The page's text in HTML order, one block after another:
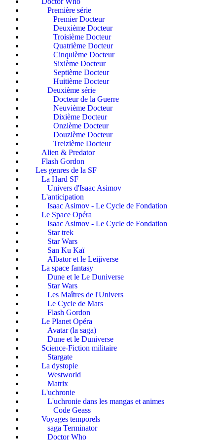
Première série
Premier Docteur
Deuxième Docteur
Troisième Docteur
Quatrième Docteur
Cinquième Docteur
Sixième Docteur
Septième Docteur
Huitième Docteur
Deuxième série
Docteur de la Guerre
Neuvième Docteur
Dixième Docteur
Onzième Docteur
Douzième Docteur
Treizième Docteur
Alien & Predator
Flash Gordon
Les genres de la SF
La Hard SF
Univers d'Isaac Asimov
L'anticipation
Isaac Asimov - Le Cycle de Fondation
Le Space Opéra
Isaac Asimov - Le Cycle de Fondation
Star trek
Star Wars
San Ku Kaï
Albator et le Leijiverse
La space fantasy
Dune et le Le Duniverse
Star Wars
Les Maîtres de l'Univers
Le Cycle de Mars
Flash Gordon
Le Planet Opéra
Avatar (la saga)
Dune et le Duniverse
Science-Fiction militaire
Stargate
La dystopie
Westworld
Matrix
L'uchronie
L'uchronie dans les mangas et animes
Code Geass
Voyages temporels
saga Terminator
Doctor Who